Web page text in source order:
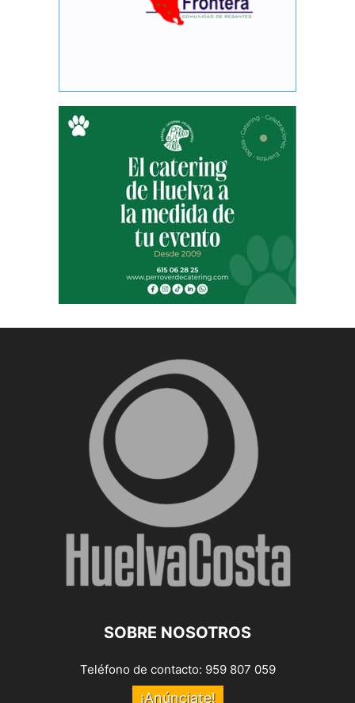
SOBRE NOSOTROS
Teléfono de contacto: 959 807 059
¡Anúnciate!